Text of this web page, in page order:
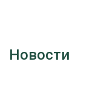
Новости